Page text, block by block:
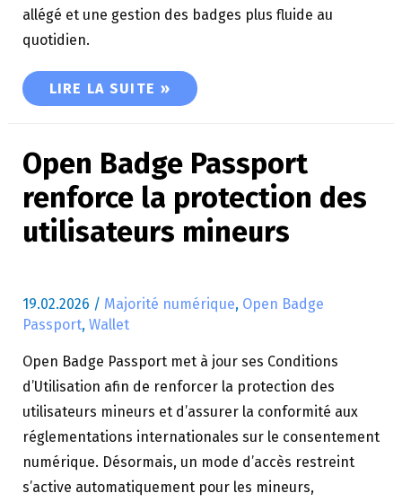
allégé et une gestion des badges plus fluide au
quotidien.
OPEN BADGE FACTORY FAIT ÉVOLUER SON
LIRE LA SUITE »
Open Badge Passport
renforce la protection des
utilisateurs mineurs
19.02.2026 / Majorité numérique, Open Badge
Passport, Wallet
Open Badge Passport met à jour ses Conditions
d’Utilisation afin de renforcer la protection des
utilisateurs mineurs et d’assurer la conformité aux
réglementations internationales sur le consentement
numérique. Désormais, un mode d’accès restreint
s’active automatiquement pour les mineurs,